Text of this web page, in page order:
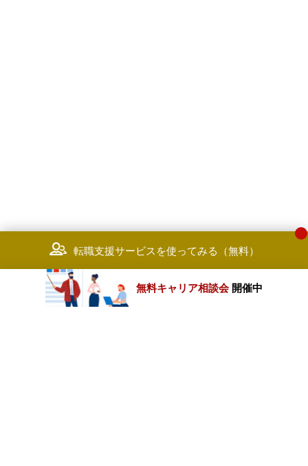
転職支援サービスを使ってみる（無料）
無料キャリア相談会 開催中